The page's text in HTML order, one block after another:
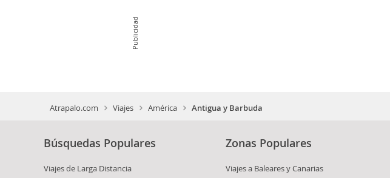
Publicidad
Atrapalo.com Viajes América Antigua y Barbuda
Búsquedas Populares
Viajes de Larga Distancia
Zonas Populares
Viajes a Baleares y Canarias